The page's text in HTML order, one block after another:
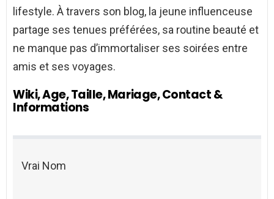
lifestyle. À travers son blog, la jeune influenceuse
partage ses tenues préférées, sa routine beauté et
ne manque pas d’immortaliser ses soirées entre
amis et ses voyages.
Wiki, Age, Taille, Mariage, Contact &
Informations
Vrai Nom